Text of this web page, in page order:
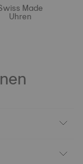
Made
Uhren